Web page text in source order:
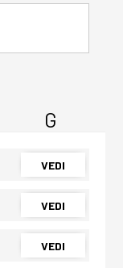
G
VEDI
VEDI
VEDI